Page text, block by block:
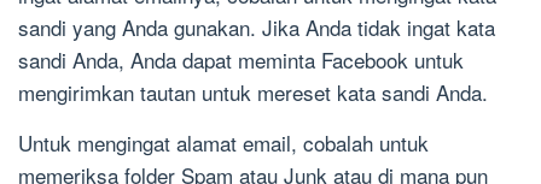
sandi yang Anda gunakan. Jika Anda tidak ingat kata
sandi Anda, Anda dapat meminta Facebook untuk
mengirimkan tautan untuk mereset kata sandi Anda.
Untuk mengingat alamat email, cobalah untuk
memeriksa folder Spam atau Junk atau di mana pun